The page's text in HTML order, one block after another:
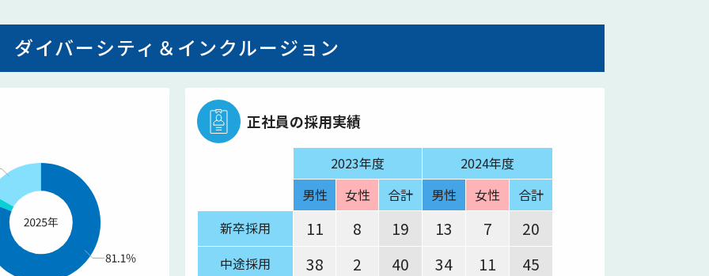
ダイバーシティ＆インクルージョン
正社員の採用実績
2023年度
2024年度
男性
女性 合計 男性 女性
合計
新卒採用
11 8 19 13 7 20
中途採用 38 2 40 34 11 45